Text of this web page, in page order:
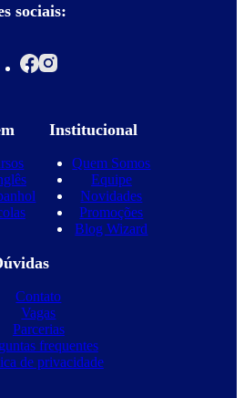
sociais:
Institucional
Quem Somos
Equipe
Novidades
Promoções
Blog Wizard
Contato
Vagas
Parcerias
frequentes
de privacidade